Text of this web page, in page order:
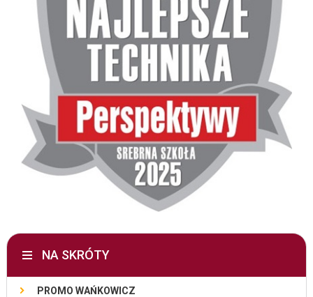
NA SKRÓTY
PROMO WAŃKOWICZ